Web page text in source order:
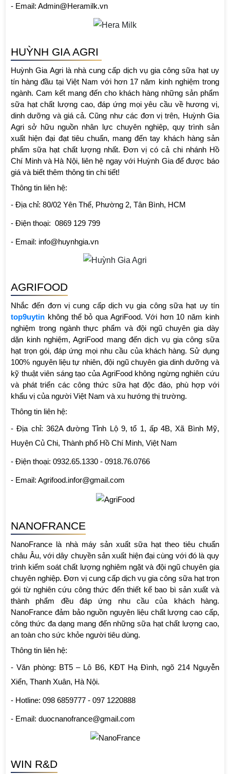
- Email: Admin@Heramilk.vn
HUỲNH GIA AGRI
Huỳnh Gia Agri là nhà cung cấp dịch vụ gia công sữa hạt uy
tín hàng đầu tại Việt Nam với hơn 17 năm kinh nghiệm trong
ngành. Cam kết mang đến cho khách hàng những sản phẩm
sữa hạt chất lượng cao, đáp ứng mọi yêu cầu về hương vị,
dinh dưỡng và giá cả. Cũng như các đơn vị trên, Huỳnh Gia
Agri sở hữu nguồn nhân lực chuyên nghiệp, quy trình sản
xuất hiện đại đạt tiêu chuẩn, mang đến tay khách hàng sản
phẩm sữa hạt chất lượng nhất. Đơn vị có cả chi nhánh Hồ
Chí Minh và Hà Nội, liên hệ ngay với Huỳnh Gia để được báo
giá và biết thêm thông tin chi tiết!
Thông tin liên hệ:
- Địa chỉ: 80/02 Yên Thế, Phường 2, Tân Bình, HCM
- Điện thoại:  0869 129 799
- Email: info@huynhgia.vn
AGRIFOOD
Nhắc đến đơn vị cung cấp dịch vụ gia công sữa hạt uy tín
top9uytin không thể bỏ qua AgriFood. Với hơn 10 năm kinh
nghiệm trong ngành thực phẩm và đội ngũ chuyên gia dày
dặn kinh nghiệm, AgriFood mang đến dịch vụ gia công sữa
hạt trọn gói, đáp ứng mọi nhu cầu của khách hàng. Sử dụng
100% nguyên liệu tự nhiên, đội ngũ chuyên gia dinh dưỡng và
kỹ thuật viên sáng tạo của AgriFood không ngừng nghiên cứu
và phát triển các công thức sữa hạt độc đáo, phù hợp với
khẩu vị của người Việt Nam và xu hướng thị trường.
Thông tin liên hệ:
- Địa chỉ: 362A đường Tỉnh Lộ 9, tổ 1, ấp 4B, Xã Bình Mỹ,
Huyện Củ Chi, Thành phố Hồ Chí Minh, Việt Nam
- Điện thoại: 0932.65.1330 - 0918.76.0766
- Email: Agrifood.infor@gmail.com
NANOFRANCE
NanoFrance là nhà máy sản xuất sữa hạt theo tiêu chuẩn
châu Âu, với dây chuyền sản xuất hiện đại cùng với đó là quy
trình kiểm soát chất lượng nghiêm ngặt và đội ngũ chuyên gia
chuyên nghiệp. Đơn vị cung cấp dịch vụ gia công sữa hạt trọn
gói từ nghiên cứu công thức đến thiết kế bao bì sản xuất và
thành phẩm đều đáp ứng nhu cầu của khách hàng.
NanoFrance đảm bảo nguồn nguyên liệu chất lượng cao cấp,
công thức đa dạng mang đến những sữa hạt chất lượng cao,
an toàn cho sức khỏe người tiêu dùng.
Thông tin liên hệ:
- Văn phòng: BT5 – Lô B6, KĐT Hạ Đình, ngõ 214 Nguyễn
Xiển, Thanh Xuân, Hà Nội.
- Hotline: 098 6859777 - 097 1220888
- Email: duocnanofrance@gmail.com
WIN R&D